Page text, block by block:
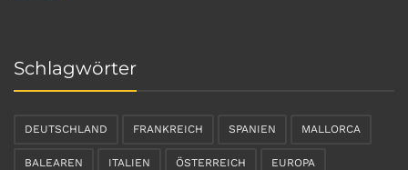
Schlagwörter
DEUTSCHLAND FRANKREICH SPANIEN MALLORCA
BALEAREN ITALIEN ÖSTERREICH EUROPA